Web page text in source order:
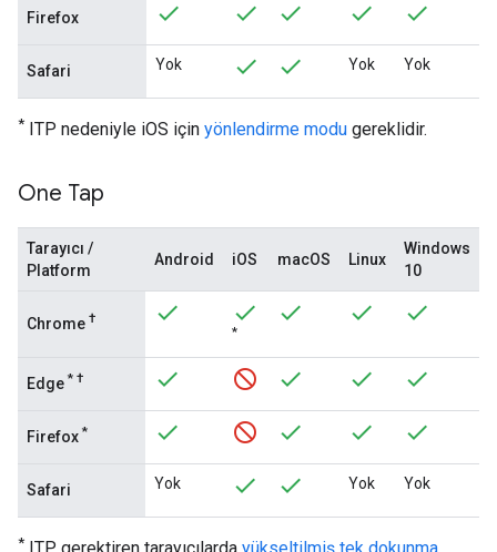
Firefox
Safari Yok Yok Yok
* ITP nedeniyle iOS için yönlendirme modu gereklidir.
One Tap
Tarayıcı /
Platform
Android iOS macOS Linux
Windows
10
Chrome †
*
Edge * †
Firefox *
Safari Yok Yok Yok
*